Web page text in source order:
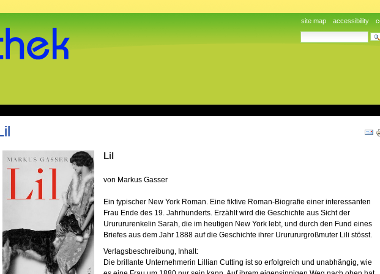
site map accessibility
search site
Lil
von Markus Gasser
Ein typischer New York Roman. Eine fiktive Roman-Biografie einer interessanten
Frau Ende des 19. Jahrhunderts. Erzählt wird die Geschichte aus Sicht der
Ururururenkelin Sarah, die im heutigen New York lebt, und durch den Fund eines
Briefes aus dem Jahr 1888 auf die Geschichte ihrer Ururururgroßmuter Lili stösst.
Verlagsbeschreibung, Inhalt:
Die brillante Unternehmerin Lillian Cutting ist so erfolgreich und unabhängig, wie